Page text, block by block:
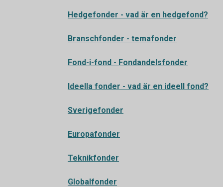
Hedgefonder - vad är en hedgefond?
Branschfonder - temafonder
Fond-i-fond - Fondandelsfonder
Ideella fonder - vad är en ideell fond?
Sverigefonder
Europafonder
Teknikfonder
Globalfonder